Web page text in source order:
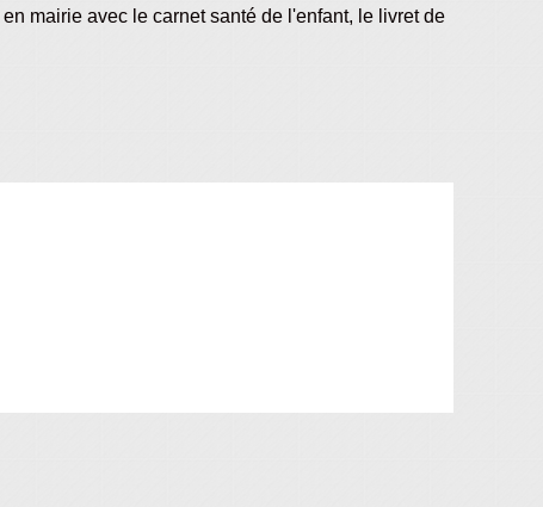
mairie avec le carnet santé de l'enfant, le livret de